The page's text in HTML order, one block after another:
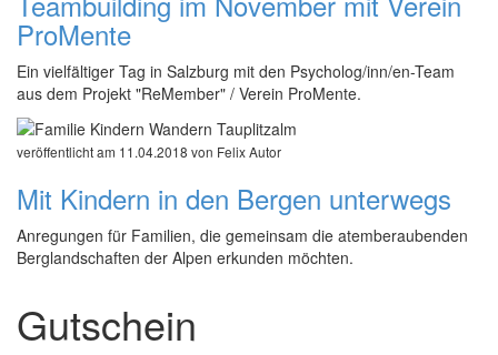
ProMente
Ein vielfältiger Tag in Salzburg mit den Psycholog/inn/en-Team
aus dem Projekt "ReMember" / Verein ProMente.
veröffentlicht am 11.04.2018 von Felix Autor
Mit Kindern in den Bergen unterwegs
Anregungen für Familien, die gemeinsam die atemberaubenden
Berglandschaften der Alpen erkunden möchten.
Gutschein